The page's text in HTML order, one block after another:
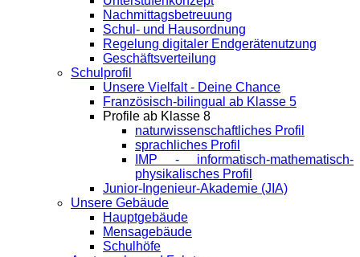
Nachmittagsbetreuung
Schul- und Hausordnung
Regelung digitaler Endgeräte­nutzung
Geschäftsverteilung
Schulprofil
Unsere Vielfalt - Deine Chance
Französisch-bilingual ab Klasse 5
Profile ab Klasse 8
naturwissenschaftliches Profil
sprachliches Profil
IMP - informatisch-mathematisch-
physikalisches Profil
Junior-Ingenieur-Akademie (JIA)
Unsere Gebäude
Hauptgebäude
Mensagebäude
Schulhöfe